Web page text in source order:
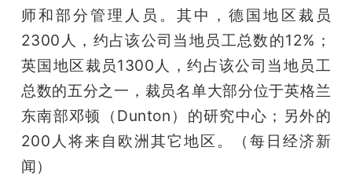
师和部分管理人员。其中，德国地区裁员
2300人，约占该公司当地员工总数的12%；
英国地区裁员1300人，约占该公司当地员工
总数的五分之一，裁员名单大部分位于英格兰
东南部邓顿（Dunton）的研究中心；另外的
200人将来自欧洲其它地区。（每日经济新
闻）